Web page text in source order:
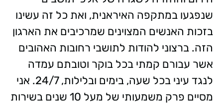
שנפגעו במתקפה האיראנית, ואת כל זה עשינו
בזכות האנשים המצוינים שמרכיבים את הארגון
הזה. ברצוני להודות לתושבי רחובות האהובים
אשר עבורם קמתי בכל בוקר וטובתם עמדה
לנגד עיני בכל שעה, בימים ובלילות, 24/7. אני
מסיים פרק משמעותי של מעל 10 שנים בשירות